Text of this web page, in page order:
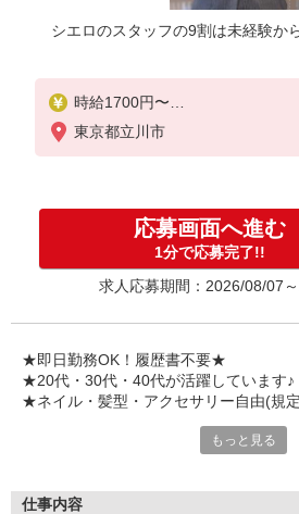
シエロのスタッフの9割は未経験か
時給1700円〜
※残業代支給
★交通費別途支給（規定あり）
入社祝い金10万円支給(規定有)
お友達を紹介頂くと,
インセンティブ支給(規定有)
゜・。○。・゜+゜・。○。・゜+
東京都立川市
応募画面へ進む
1分で応募完了!!
求人応募期間：2026/08/07
★即日勤務OK！履歴書不要★
★20代・30代・40代が活躍しています♪
★ネイル・髪型・アクセサリー自由(規
各キャリアの新機種が特別価格で購入OK
もっと見る
仕事内容